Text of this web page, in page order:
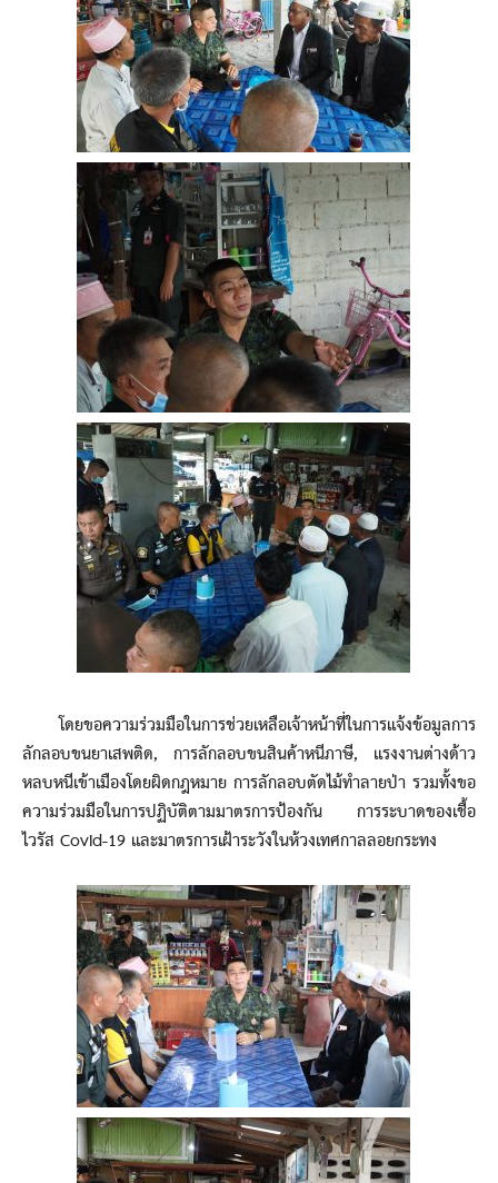
โดยขอความร่วมมือในการช่วยเหลือเจ้าหน้าที่ในการแจ้งข้อมูลการ
ลักลอบขนยาเสพติด, การลักลอบขนสินค้าหนีภาษี, แรงงานต่างด้าว
หลบหนีเข้าเมืองโดยผิดกฎหมาย การลักลอบตัดไม้ทำลายป่า รวมทั้งขอ
ความร่วมมือในการปฏิบัติตามมาตรการป้องกัน การระบาดของเชื้อ
ไวรัส Covid-19 และมาตรการเฝ้าระวังในห้วงเทศกาลลอยกระทง